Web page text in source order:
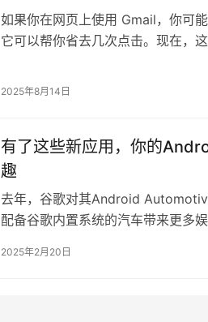
如果你在网页上使用 Gmail，你可
它可以帮你省去几次点击。现在，
Gemini 现在可以在你的手机上浏
2025年8月14日
有了这些新应用，你的
趣
去年，谷歌对其Android
配备谷歌内置系统的汽车带来更多
从本周开始，支持该功能的汽车中
2025年2月20日